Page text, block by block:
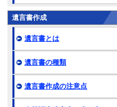
遺言書作成
遺言書とは
遺言書の種類
遺言書作成の注意点